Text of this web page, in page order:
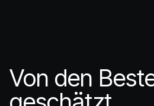
Von den